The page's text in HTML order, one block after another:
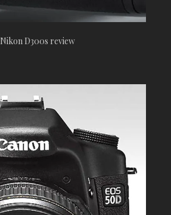
Nikon D300s review